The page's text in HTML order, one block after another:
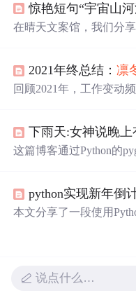
的诗意句子，增添艺术
惊艳短句“宇宙山
在晴天文案馆，我们分
予的礼物。
2021年终总结：凛
回顾2021年，工作变动
问量有所提升。2022年
长，期望在新的一年里
这篇博客通过Python的
动态移动，为编程爱好
合。
python实现新年倒
本文分享了一段使用
说点什么…